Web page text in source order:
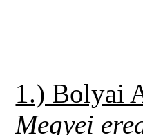
1.) Bolyai
Megyei